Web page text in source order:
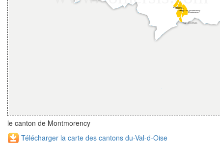
le canton de Montmorency
Télécharger la carte des cantons du-Val-d-Oise